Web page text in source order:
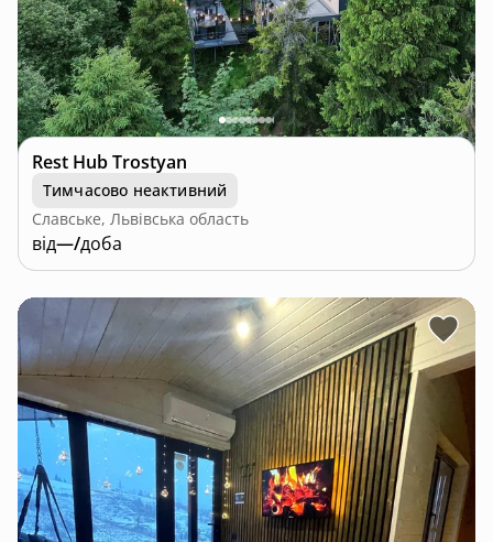
Rest Hub Trostyan
Тимчасово неактивний
Славське, Львівська область
від—/доба